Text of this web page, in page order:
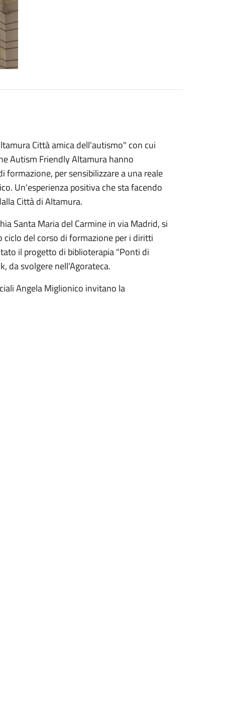
Città amica dell'autismo" con cui
Autism Friendly Altamura hanno
per sensibilizzare a una reale
Un'esperienza positiva che sta facendo
Città di Altamura.
Santa Maria del Carmine in via Madrid, si
del corso di formazione per i diritti
il progetto di biblioterapia "Ponti di
da svolgere nell'Agorateca.
Angela Miglionico invitano la